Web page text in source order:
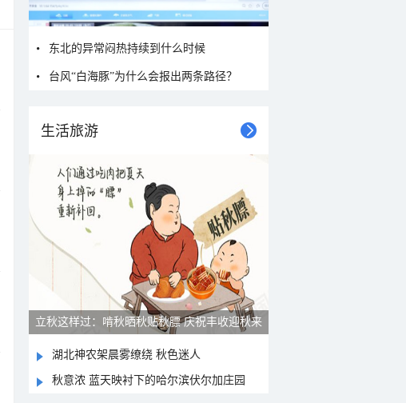
东北的异常闷热持续到什么时候
台风“白海豚”为什么会报出两条路径？
生活旅游
立秋这样过：啃秋晒秋贴秋膘 庆祝丰收迎秋来
湖北神农架晨雾缭绕 秋色迷人
秋意浓 蓝天映衬下的哈尔滨伏尔加庄园